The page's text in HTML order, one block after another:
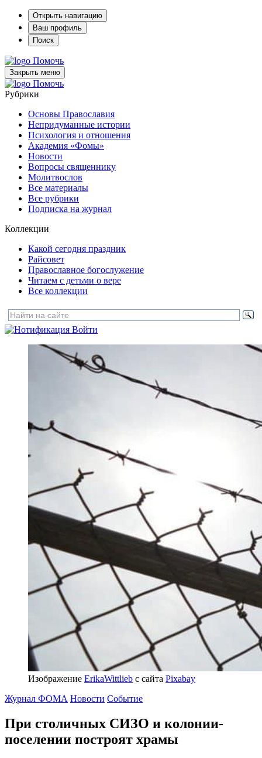
Открыть навигацию
Ваш профиль
Поиск
Помочь
Закрыть меню
Помочь
Рубрики
Основы Православия
Непридуманные истории
Психология и отношения
Академия «Фомы»
Новости
Вопросы священнику
Молитвослов
Все материалы
Все рубрики
Подписка на журнал
Коллекции
Какой сегодня праздник
Райсовет
Православное богослужение
Читаем с детьми о вере
Все коллекции
Войти
Изображение ErikaWittlieb с сайта Pixabay
Журнал ФОМА Новости Событие
При столичных СИЗО и колонии-
поселении построят храмы